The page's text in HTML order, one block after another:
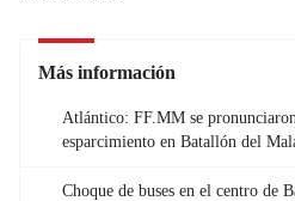
Más información
Atlántico: FF.MM se
esparcimiento en Batallón del
Choque de buses en el centro de